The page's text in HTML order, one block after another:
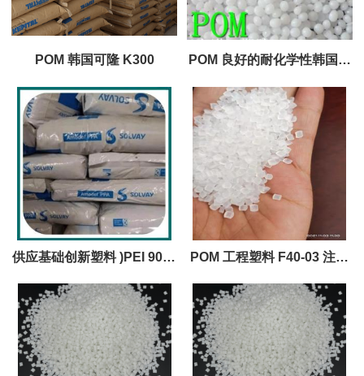
POM 韩国可隆 K300 POM 良好的耐化学性韩国工
程塑料 F25-03 塑料原料
供应基础创新塑料 )PEI 9070
GY9050 工程塑料原料
POM 工程塑料 F40-03 注塑
级薄壁部件 电气元件